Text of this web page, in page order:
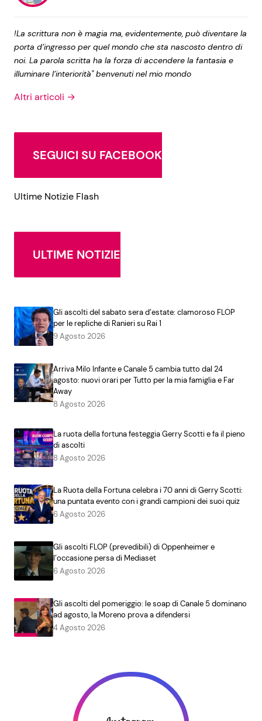
!La scrittura non è magia ma, evidentemente, può diventare la
porta d’ingresso per quel mondo che sta nascosto dentro di
noi. La parola scritta ha la forza di accendere la fantasia e
illuminare l’interiorità" benvenuti nel mio mondo
Altri articoli →
SEGUICI SU FACEBOOK
Ultime Notizie Flash
ULTIME NOTIZIE
Gli ascolti del sabato sera d’estate: clamoroso FLOP
per le repliche di Ranieri su Rai 1
9 Agosto 2026
Arriva Milo Infante e Canale 5 cambia tutto dal 24
agosto: nuovi orari per Tutto per la mia famiglia e Far
Away
8 Agosto 2026
La ruota della fortuna festeggia Gerry Scotti e fa il pieno
di ascolti
8 Agosto 2026
La Ruota della Fortuna celebra i 70 anni di Gerry Scotti:
una puntata evento con i grandi campioni dei suoi quiz
6 Agosto 2026
Gli ascolti FLOP (prevedibili) di Oppenheimer e
l’occasione persa di Mediaset
6 Agosto 2026
Gli ascolti del pomeriggio: le soap di Canale 5 dominano
ad agosto, la Moreno prova a difendersi
4 Agosto 2026